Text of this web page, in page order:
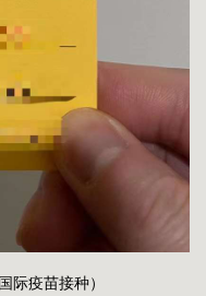
际疫苗接种）